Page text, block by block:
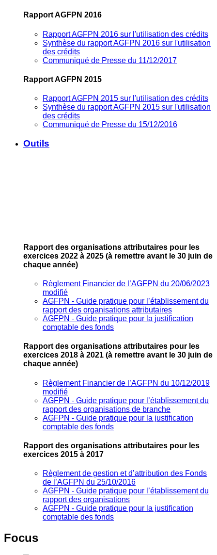
Rapport AGFPN 2016
Rapport AGFPN 2016 sur l'utilisation des crédits
Synthèse du rapport AGFPN 2016 sur l'utilisation
des crédits
Communiqué de Presse du 11/12/2017
Rapport AGFPN 2015
Rapport AGFPN 2015 sur l'utilisation des crédits
Synthèse du rapport AGFPN 2015 sur l'utilisation
des crédits
Communiqué de Presse du 15/12/2016
Outils
Rapport des organisations attributaires pour les
exercices 2022 à 2025 (à remettre avant le 30 juin de
chaque année)
Règlement Financier de l’AGFPN du 20/06/2023
modifié
AGFPN ‐ Guide pratique pour l’établissement du
rapport des organisations attributaires
AGFPN ‐ Guide pratique pour la justification
comptable des fonds
Rapport des organisations attributaires pour les
exercices 2018 à 2021 (à remettre avant le 30 juin de
chaque année)
Règlement Financier de l’AGFPN du 10/12/2019
modifié
AGFPN ‐ Guide pratique pour l’établissement du
rapport des organisations de branche
AGFPN ‐ Guide pratique pour la justification
comptable des fonds
Rapport des organisations attributaires pour les
exercices 2015 à 2017
Règlement de gestion et d’attribution des Fonds
de l’AGFPN du 25/10/2016
AGFPN ‐ Guide pratique pour l’établissement du
rapport des organisations
AGFPN ‐ Guide pratique pour la justification
comptable des fonds
Focus